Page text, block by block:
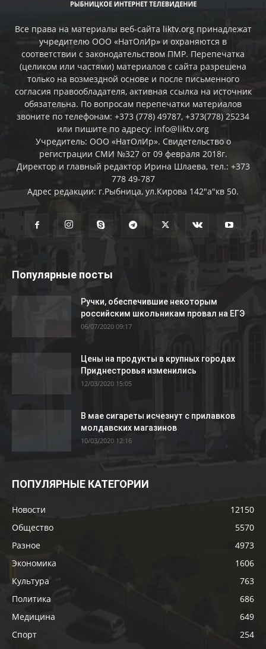
Все права на материалы веб-сайта liktv.orgпринадлежат
учредителю ООО «НатОлИр» и охраняются в
соответствии с законодательством ПМР. Перепечатка
(целиком или частями) материалов c сайта разрешена
только на возмездной основе и после письменного
согласия правообладателя, активная ссылка на источник
обязательна. По вопросам перепечатки материалов
звоните по телефонам: +373 (778) 49787, +373(778) 25234
или пишите по адресу: info@liktv.org
Учредитель: ООО «НатОлИр». Свидетельство о
регистрации СМИ №327 от 09 февраля 2018г.
Директор и главный редактор Ирина Шлаева, тел.: +373
778 49-787
Адрес редакции: г.Рыбница, ул.Кирова 142"а"кв 50.
Популярные посты
Ручки, обеспечившие некоторым
российским школьникам провал на ЕГЭ
06/07/2020 09:17
Цены на продукты в крупных городах
Приднестровья изменились
12/03/2020 15:05
В мае сигареты исчезнут с прилавков
молдавских магазинов
10/03/2020 12:16
ПОПУЛЯРНЫЕ КАТЕГОРИИ
Новости
12150
Общество
5570
Разное
4973
Экономика
1606
Культура
763
Политика
686
Медицина
649
Спорт
254